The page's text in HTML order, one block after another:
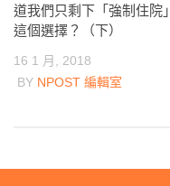
道我們只剩下「強制住院」
這個選擇？（下）
16 1 月, 2018
BY NPOST 編輯室